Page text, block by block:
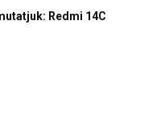
Redmi 14C